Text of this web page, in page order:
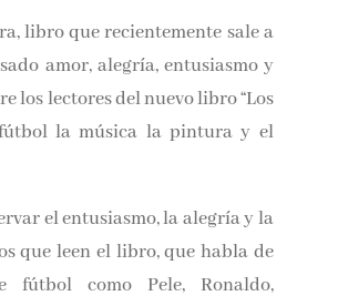
libro que recientemente sale a
amor, alegría, entusiasmo y
los lectores del nuevo libro “Los
la música la pintura y el
el entusiasmo, la alegría y la
que leen el libro, que habla de
fútbol como Pele, Ronaldo,